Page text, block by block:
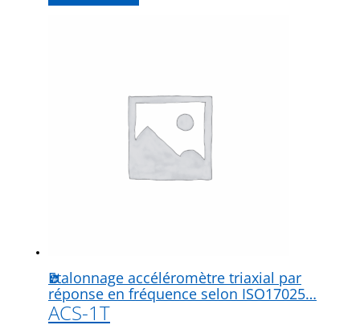
Etalonnage accéléromètre triaxial par
réponse en fréquence selon ISO17025…
ACS-1T